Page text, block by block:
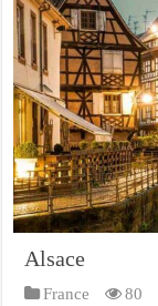
Alsace
France 80